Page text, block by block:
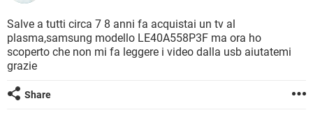
TIKTOK
HARDWARE
INSTAGRAM WHATSAPP
TIKTOK FACEBOOK
HARDWARE
INTRATTENIMENTO
iOS WINDOWS 10
INSTAGRAM WHATSAPP
HARDWARE
COVID-19 GAMING
INTRATTENIMENTO ANDROID
iOS
INSTAGRAM
Salve a tutti circa 7 8 anni fa acquistai un tv al
plasma,samsung modello LE40A558P3F ma ora ho
scoperto che non mi fa leggere i video dalla usb aiutatemi
grazie
Share